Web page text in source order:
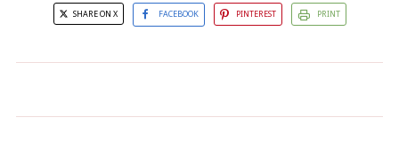
SHARE ON X FACEBOOK PINTEREST PRINT
krispig topping och löjrom